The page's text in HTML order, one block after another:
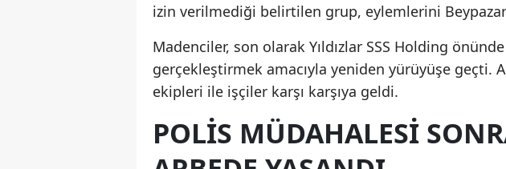
izin verilmediği belirtilen grup, eylemlerini
Madenciler, son olarak Yıldızlar SSS Holding
gerçekleştirmek amacıyla yeniden yürüyüşe geçti.
ekipleri ile işçiler karşı karşıya geldi.
POLIS MÜDAHALESI